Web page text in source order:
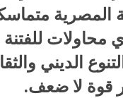
المصرية
للفتنة
الديني
لا ضعف.